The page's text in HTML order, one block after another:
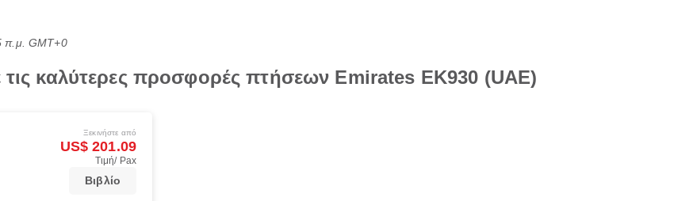
π.μ. GMT+0
καλύτερες προσφορές πτήσεων Emirates EK930 (UAE)
Ξεκινήστε από
US$ 201.09
Τιμή/ Pax
Βιβλίο